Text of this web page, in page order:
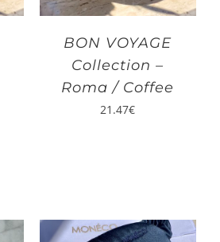
BON VOYAGE
Collection –
Roma / Coffee
21.47€